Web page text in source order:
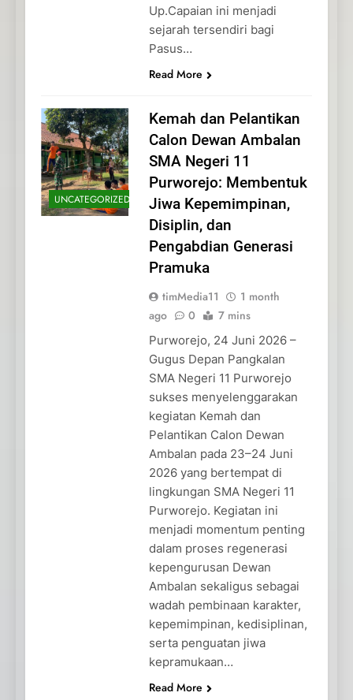
Up.Capaian ini menjadi
sejarah tersendiri bagi
Pasus…
Read More
UNCATEGORIZED
Kemah dan Pelantikan
Calon Dewan Ambalan
SMA Negeri 11
Purworejo: Membentuk
Jiwa Kepemimpinan,
Disiplin, dan
Pengabdian Generasi
Pramuka
timMedia11
1 month
ago
0 7 mins
Purworejo, 24 Juni 2026 –
Gugus Depan Pangkalan
SMA Negeri 11 Purworejo
sukses menyelenggarakan
kegiatan Kemah dan
Pelantikan Calon Dewan
Ambalan pada 23–24 Juni
2026 yang bertempat di
lingkungan SMA Negeri 11
Purworejo. Kegiatan ini
menjadi momentum penting
dalam proses regenerasi
kepengurusan Dewan
Ambalan sekaligus sebagai
wadah pembinaan karakter,
kepemimpinan, kedisiplinan,
serta penguatan jiwa
kepramukaan…
Read More